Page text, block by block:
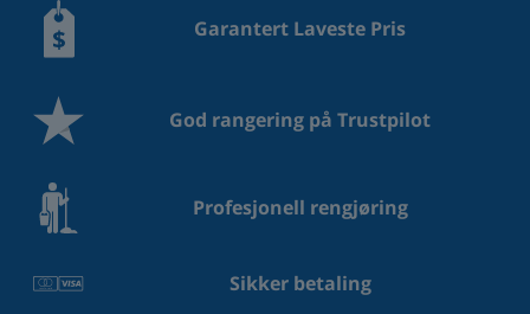
Garantert Laveste Pris
God rangering på Trustpilot
Profesjonell rengjøring
Sikker betaling